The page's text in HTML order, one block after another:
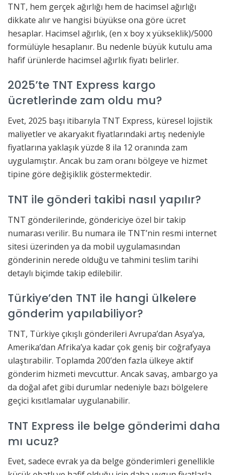
TNT, hem gerçek ağırlığı hem de hacimsel ağırlığı
dikkate alır ve hangisi büyükse ona göre ücret
hesaplar. Hacimsel ağırlık, (en x boy x yükseklik)/5000
formülüyle hesaplanır. Bu nedenle büyük kutulu ama
hafif ürünlerde hacimsel ağırlık fiyatı belirler.
2025’te TNT Express kargo
ücretlerinde zam oldu mu?
Evet, 2025 başı itibarıyla TNT Express, küresel lojistik
maliyetler ve akaryakıt fiyatlarındaki artış nedeniyle
fiyatlarına yaklaşık yüzde 8 ila 12 oranında zam
uygulamıştır. Ancak bu zam oranı bölgeye ve hizmet
tipine göre değişiklik göstermektedir.
TNT ile gönderi takibi nasıl yapılır?
TNT gönderilerinde, göndericiye özel bir takip
numarası verilir. Bu numara ile TNT’nin resmi internet
sitesi üzerinden ya da mobil uygulamasından
gönderinin nerede olduğu ve tahmini teslim tarihi
detaylı biçimde takip edilebilir.
Türkiye’den TNT ile hangi ülkelere
gönderim yapılabiliyor?
TNT, Türkiye çıkışlı gönderileri Avrupa’dan Asya’ya,
Amerika’dan Afrika’ya kadar çok geniş bir coğrafyaya
ulaştırabilir. Toplamda 200’den fazla ülkeye aktif
gönderim hizmeti mevcuttur. Ancak savaş, ambargo ya
da doğal afet gibi durumlar nedeniyle bazı bölgelere
geçici kısıtlamalar uygulanabilir.
TNT Express ile belge gönderimi daha
mı ucuz?
Evet, sadece evrak ya da belge gönderimleri genellikle